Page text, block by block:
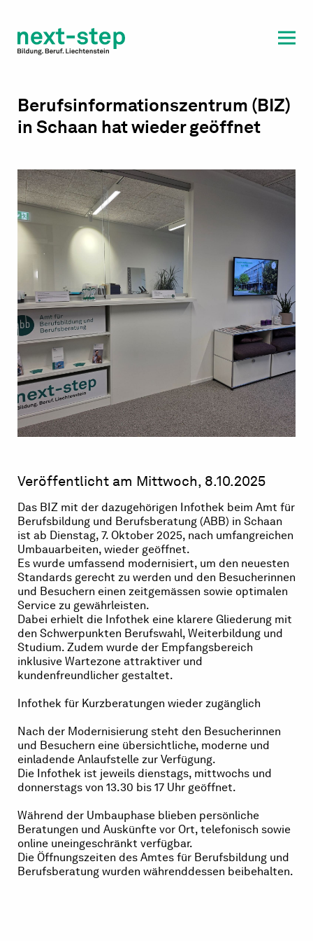
Beratung & Unterstützung
Berufsinformationszentrum (BIZ)
in Schaan hat wieder geöffnet
Veröffentlicht am Mittwoch, 8.10.2025
Das BIZ mit der dazugehörigen Infothek beim Amt für
Berufsbildung und Berufsberatung (ABB) in Schaan
ist ab Dienstag, 7. Oktober 2025, nach umfangreichen
Umbauarbeiten, wieder geöffnet.
Es wurde umfassend modernisiert, um den neuesten
Standards gerecht zu werden und den Besucherinnen
und Besuchern einen zeitgemässen sowie optimalen
Service zu gewährleisten.
Dabei erhielt die Infothek eine klarere Gliederung mit
den Schwerpunkten Berufswahl, Weiterbildung und
Studium. Zudem wurde der Empfangsbereich
inklusive Wartezone attraktiver und
kundenfreundlicher gestaltet.
Infothek für Kurzberatungen wieder zugänglich
Nach der Modernisierung steht den Besucherinnen
und Besuchern eine übersichtliche, moderne und
einladende Anlaufstelle zur Verfügung.
Die Infothek ist jeweils dienstags, mittwochs und
donnerstags von 13.30 bis 17 Uhr geöffnet.
Während der Umbauphase blieben persönliche
Beratungen und Auskünfte vor Ort, telefonisch sowie
online uneingeschränkt verfügbar.
Die Öffnungszeiten des Amtes für Berufsbildung und
Berufsberatung wurden währenddessen beibehalten.